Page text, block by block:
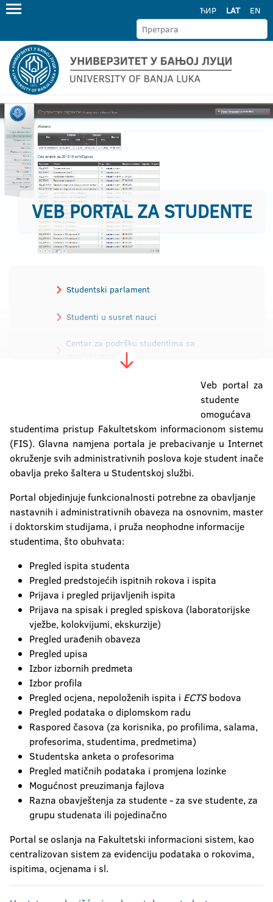
ЋИР LAT EN
VEB PORTAL ZA STUDENTE
Studentski parlament
Studenti u susret nauci
Centar za podršku studentima sa
Veb portal za
studente
omogućava
studentima pristup Fakultetskom informacionom sistemu
(FIS). Glavna namjena portala je prebacivanje u Internet
okruženje svih administrativnih poslova koje student inače
obavlja preko šaltera u Studentskoj službi.
Portal objedinjuje funkcionalnosti potrebne za obavljanje
nastavnih i administrativnih obaveza na osnovnim, master
i doktorskim studijama, i pruža neophodne informacije
studentima, što obuhvata:
Pregled ispita studenta
Pregled predstojećih ispitnih rokova i ispita
Prijava i pregled prijavljenih ispita
Prijava na spisak i pregled spiskova (laboratorijske
vježbe, kolokvijumi, ekskurzije)
Pregled urađenih obaveza
Pregled upisa
Izbor izbornih predmeta
Izbor profila
Pregled ocjena, nepoloženih ispita i ECTSbodova
Pregled podataka o diplomskom radu
Raspored časova (za korisnika, po profilima, salama,
profesorima, studentima, predmetima)
Studentska anketa o profesorima
Pregled matičnih podataka i promjena lozinke
Mogućnost preuzimanja fajlova
Razna obavještenja za studente - za sve studente, za
grupu studenata ili pojedinačno
Portal se oslanja na Fakultetski informacioni sistem, kao
centralizovan sistem za evidenciju podataka o rokovima,
ispitima, ocjenama i sl.